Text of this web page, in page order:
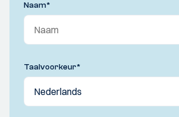
Naam*
Taalvoorkeur*